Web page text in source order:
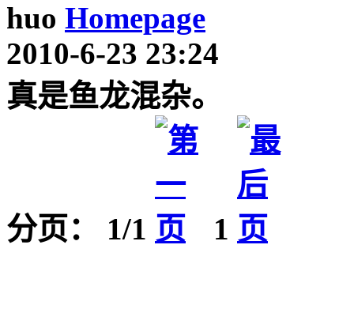
huo
2010-6-23 23:24
真是鱼龙混杂。
分页： 1/1 1